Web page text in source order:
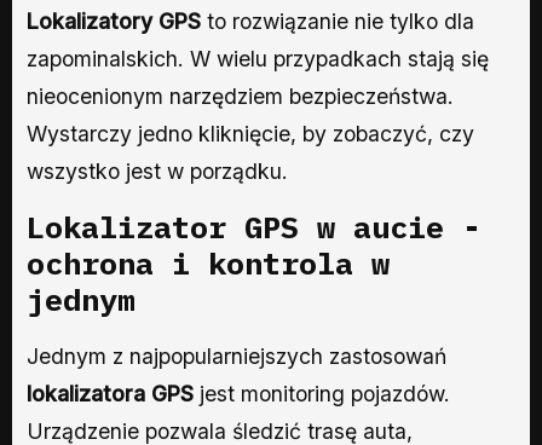
Lokalizatory GPS to rozwiązanie nie tylko dla
zapominalskich. W wielu przypadkach stają się
nieocenionym narzędziem bezpieczeństwa.
Wystarczy jedno kliknięcie, by zobaczyć, czy
wszystko jest w porządku.
Lokalizator GPS w aucie -
ochrona i kontrola w
jednym
Jednym z najpopularniejszych zastosowań
lokalizatora GPS jest monitoring pojazdów.
Urządzenie pozwala śledzić trasę auta,